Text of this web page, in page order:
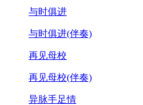
与时俱进
与时俱进(伴奏)
再见母校
再见母校(伴奏)
异脉手足情